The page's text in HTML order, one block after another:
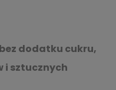
dodatku cukru,
i sztucznych